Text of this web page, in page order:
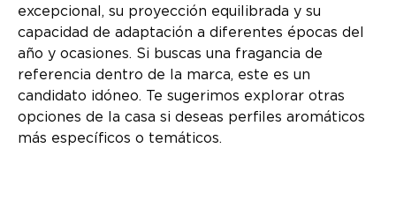
excepcional, su proyección equilibrada y su
capacidad de adaptación a diferentes épocas del
año y ocasiones. Si buscas una fragancia de
referencia dentro de la marca, este es un
candidato idóneo. Te sugerimos explorar otras
opciones de la casa si deseas perfiles aromáticos
más específicos o temáticos.